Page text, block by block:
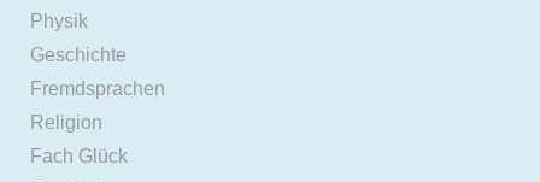
Physik
Geschichte
Fremdsprachen
Religion
Fach Glück